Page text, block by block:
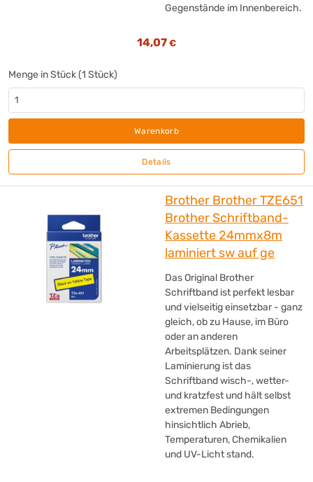
Gegenstände im Innenbereich.
14,07 €
Menge in Stück (1 Stück)
Warenkorb
Details
Brother Brother TZE651
Brother Schriftband-
Kassette 24mmx8m
laminiert sw auf ge
Das Original Brother
Schriftband ist perfekt lesbar
und vielseitig einsetzbar - ganz
gleich, ob zu Hause, im Büro
oder an anderen
Arbeitsplätzen. Dank seiner
Laminierung ist das
Schriftband wisch-, wetter-
und kratzfest und hält selbst
extremen Bedingungen
hinsichtlich Abrieb,
Temperaturen, Chemikalien
und UV-Licht stand.